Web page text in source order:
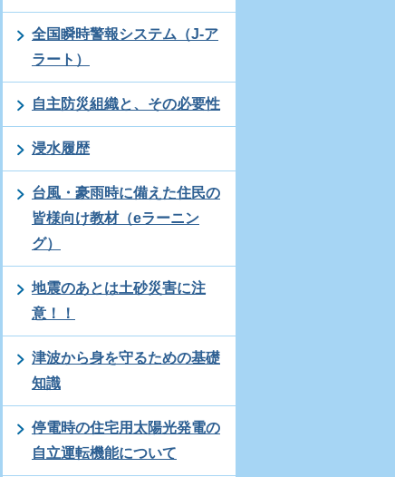
全国瞬時警報システム（J-ア
ラート）
自主防災組織と、その必要性
浸水履歴
台風・豪雨時に備えた住民の
皆様向け教材（eラーニン
グ）
地震のあとは土砂災害に注
意！！
津波から身を守るための基礎
知識
停電時の住宅用太陽光発電の
自立運転機能について